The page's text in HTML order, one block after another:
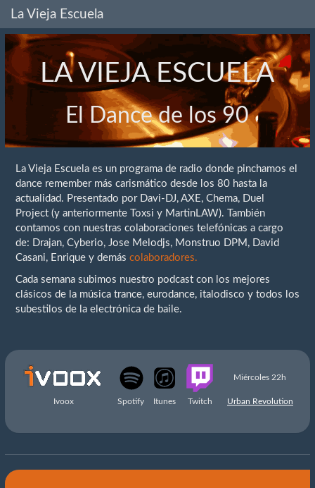
La Vieja Escuela
LA VIEJA ESCUELA
El Dance de los 90
La Vieja Escuela es un programa de radio donde pinchamos el
dance remember más carismático desde los 80 hasta la
actualidad. Presentado por Davi-DJ, AXE, Chema, Duel
Project (y anteriormente Toxsi y MartinLAW). También
contamos con nuestras colaboraciones telefónicas a cargo
de: Drajan, Cyberio, Jose Melodjs, Monstruo DPM, David
Casani, Enrique y demás colaboradores.
Cada semana subimos nuestro podcast con los mejores
clásicos de la música trance, eurodance, italodisco y todos los
subestilos de la electrónica de baile.
Miércoles 22h
Ivoox Spotify Itunes Twitch Urban Revolution